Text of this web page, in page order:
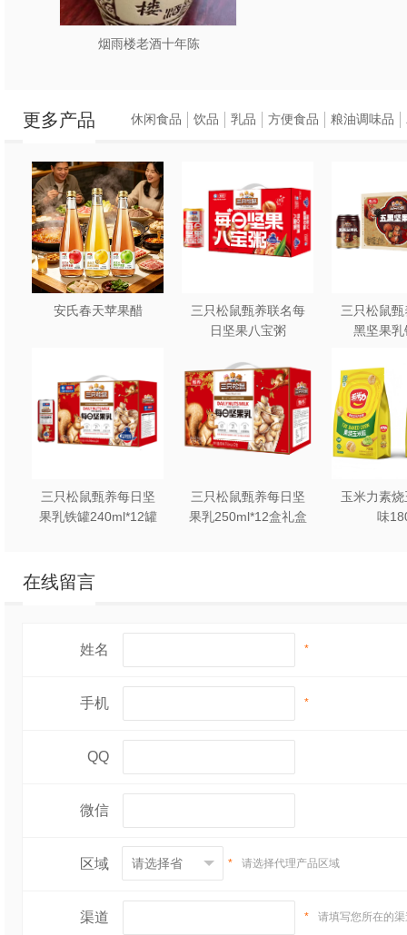
烟雨楼老酒十年陈
更多产品
安氏春天苹果醋
三只松鼠甄养联名每
日坚果八宝粥
三只松鼠
黑坚果乳
三只松鼠甄养每日坚
果乳铁罐240ml*12罐
三只松鼠甄养每日坚
果乳250ml*12盒礼盒
玉米力素
味
休闲食品 饮品 乳品 方便食品 粮油调味品
在线留言
姓名 *
手机 *
QQ
微信
区域 * 请选择代理产品区域
渠道 * 请填写您所在的